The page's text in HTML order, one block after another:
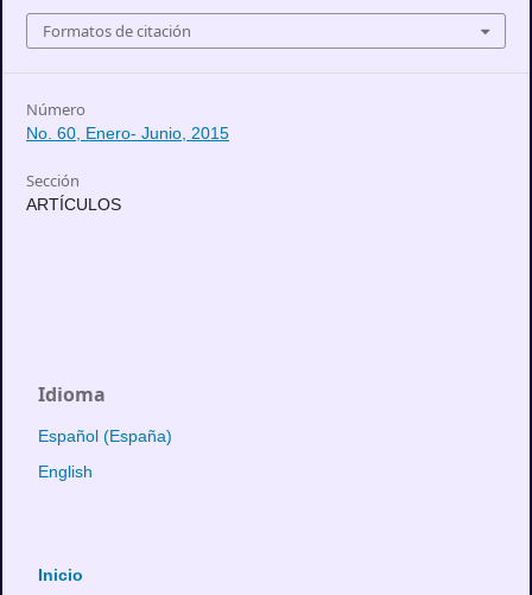
Formatos de citación
Número
No. 60, Enero- Junio, 2015
Sección
ARTÍCULOS
Idioma
Español (España)
English
Inicio